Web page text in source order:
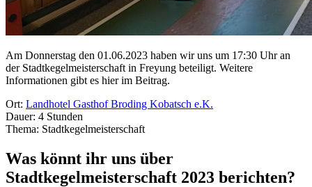
Am Donnerstag den 01.06.2023 haben wir uns um 17:30 Uhr an
der Stadtkegelmeisterschaft in Freyung beteiligt. Weitere
Informationen gibt es hier im Beitrag.
Ort: Landhotel Gasthof Broding Kobatsch e.K.
Dauer: 4 Stunden
Thema: Stadtkegelmeisterschaft
Was könnt ihr uns über
Stadtkegelmeisterschaft 2023 berichten?